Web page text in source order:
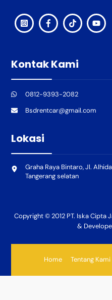
Kontak Kami
0812-9393-2082
Bsdrentcar@gmail.com
Lokasi
Graha Raya Bintaro, Jl.
Tangerang selatan
Home Tentang Kami
Copyright © 2012 PT. Iska Cipta
&